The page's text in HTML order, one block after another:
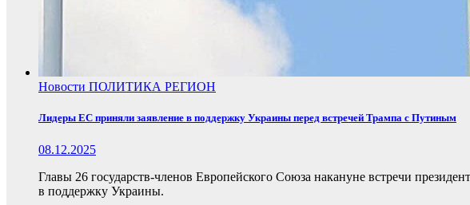
Новости ПОЛИТИКА РЕГИОН
Лидеры ЕС приняли заявление в поддержку Украины перед встречей Трампа с Путиным
08.12.2025
Главы 26 государств-членов Европейского Союза накануне встречи
в поддержку Украины.